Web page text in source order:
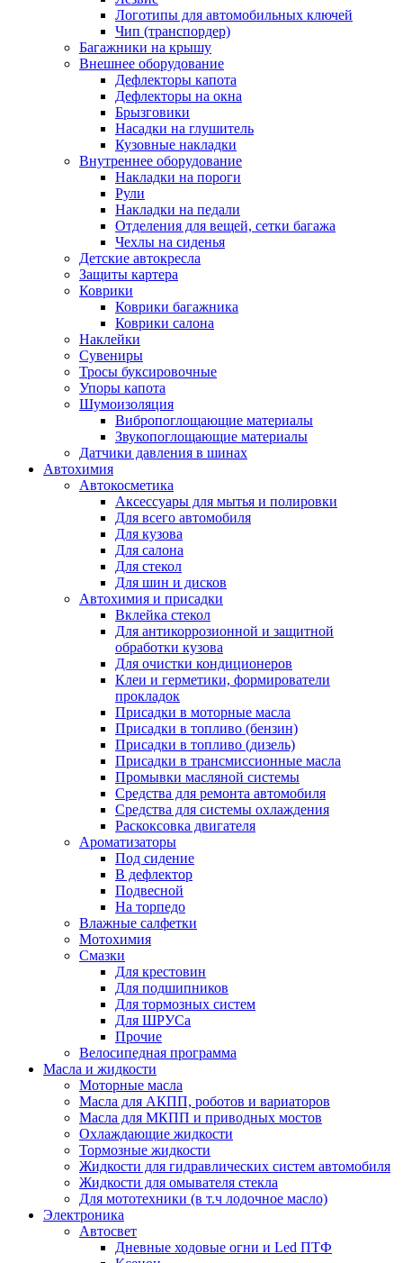
Логотипы для автомобильных ключей
Чип (транспордер)
Багажники на крышу
Внешнее оборудование
Дефлекторы капота
Дефлекторы на окна
Брызговики
Насадки на глушитель
Кузовные накладки
Внутреннее оборудование
Накладки на пороги
Рули
Накладки на педали
Отделения для вещей, сетки багажа
Чехлы на сиденья
Детские автокресла
Защиты картера
Коврики
Коврики багажника
Коврики салона
Наклейки
Сувениры
Тросы буксировочные
Упоры капота
Шумоизоляция
Вибропоглощающие материалы
Звукопоглощающие материалы
Датчики давления в шинах
Автохимия
Автокосметика
Аксессуары для мытья и полировки
Для всего автомобиля
Для кузова
Для салона
Для стекол
Для шин и дисков
Автохимия и присадки
Вклейка стекол
Для антикоррозионной и защитной
обработки кузова
Для очистки кондиционеров
Клеи и герметики, формирователи
прокладок
Присадки в моторные масла
Присадки в топливо (бензин)
Присадки в топливо (дизель)
Присадки в трансмиссионные масла
Промывки масляной системы
Средства для ремонта автомобиля
Средства для системы охлаждения
Раскоксовка двигателя
Ароматизаторы
Под сидение
В дефлектор
Подвесной
На торпедо
Влажные салфетки
Мотохимия
Смазки
Для крестовин
Для подшипников
Для тормозных систем
Для ШРУСа
Прочие
Велосипедная программа
Масла и жидкости
Моторные масла
Масла для АКПП, роботов и вариаторов
Масла для МКПП и приводных мостов
Охлаждающие жидкости
Тормозные жидкости
Жидкости для гидравлических систем автомобиля
Жидкости для омывателя стекла
Для мототехники (в т.ч лодочное масло)
Электроника
Автосвет
Дневные ходовые огни и Led ПТФ